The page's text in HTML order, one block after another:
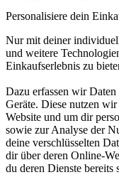
Personalisiere dein
Nur mit deiner
und weitere
Einkaufserlebnis zu
Dazu erfassen wir
Geräte. Diese nutzen
Website und um dir
sowie zur Analyse der
deine verschlüsselten
dir über deren Online-
du deren Dienste bereits